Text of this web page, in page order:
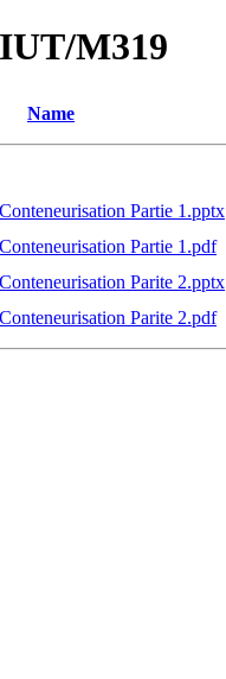
M319
Name
Partie 1.pptx
Partie 1.pdf
Parite 2.pptx
Parite 2.pdf